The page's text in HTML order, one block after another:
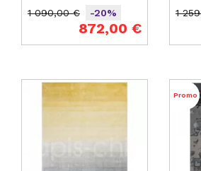
Prix de base
1 090,00 €
-20%
872,00 € Prix
1
Promo